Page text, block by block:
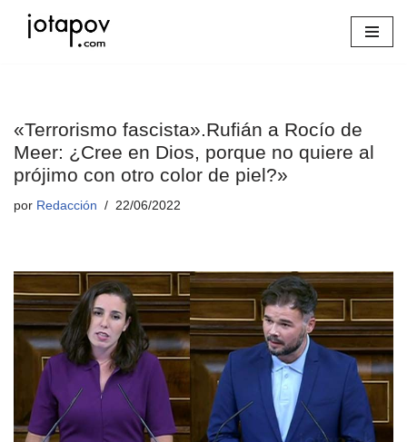
«Terrorismo fascista».Rufián a Rocío de
Meer: ¿Cree en Dios, porque no quiere al
prójimo con otro color de piel?»
por Redacción 22/06/2022